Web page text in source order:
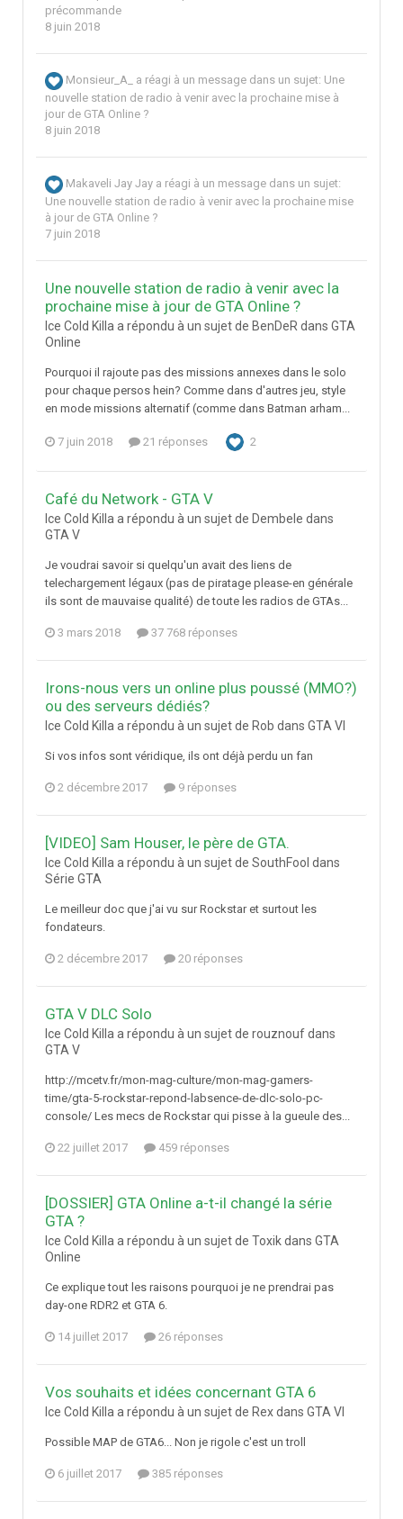
précommande
8 juin 2018
Monsieur_A_ a réagi à un message dans un sujet: Une
nouvelle station de radio à venir avec la prochaine mise à
jour de GTA Online ?
8 juin 2018
Makaveli Jay Jay a réagi à un message dans un sujet:
Une nouvelle station de radio à venir avec la prochaine mise
à jour de GTA Online ?
7 juin 2018
Une nouvelle station de radio à venir avec la
prochaine mise à jour de GTA Online ?
Ice Cold Killa a répondu à un sujet de BenDeR dans GTA
Online
Pourquoi il rajoute pas des missions annexes dans le solo
pour chaque persos hein? Comme dans d'autres jeu, style
en mode missions alternatif (comme dans Batman arham...
7 juin 2018 21 réponses 2
Café du Network - GTA V
Ice Cold Killa a répondu à un sujet de Dembele dans
GTA V
Je voudrai savoir si quelqu'un avait des liens de
telechargement légaux (pas de piratage please-en générale
ils sont de mauvaise qualité) de toute les radios de GTAs...
3 mars 2018 37 768 réponses
Irons-nous vers un online plus poussé (MMO?)
ou des serveurs dédiés?
Ice Cold Killa a répondu à un sujet de Rob dans GTA VI
Si vos infos sont véridique, ils ont déjà perdu un fan
2 décembre 2017 9 réponses
[VIDEO] Sam Houser, le père de GTA.
Ice Cold Killa a répondu à un sujet de SouthFool dans
Série GTA
Le meilleur doc que j'ai vu sur Rockstar et surtout les
fondateurs.
2 décembre 2017 20 réponses
GTA V DLC Solo
Ice Cold Killa a répondu à un sujet de rouznouf dans
GTA V
http://mcetv.fr/mon-mag-culture/mon-mag-gamers-
time/gta-5-rockstar-repond-labsence-de-dlc-solo-pc-
console/ Les mecs de Rockstar qui pisse à la gueule des...
22 juillet 2017 459 réponses
[DOSSIER] GTA Online a-t-il changé la série
GTA ?
Ice Cold Killa a répondu à un sujet de Toxik dans GTA
Online
Ce explique tout les raisons pourquoi je ne prendrai pas
day-one RDR2 et GTA 6.
14 juillet 2017 26 réponses
Vos souhaits et idées concernant GTA 6
Ice Cold Killa a répondu à un sujet de Rex dans GTA VI
Possible MAP de GTA6... Non je rigole c'est un troll
6 juillet 2017 385 réponses